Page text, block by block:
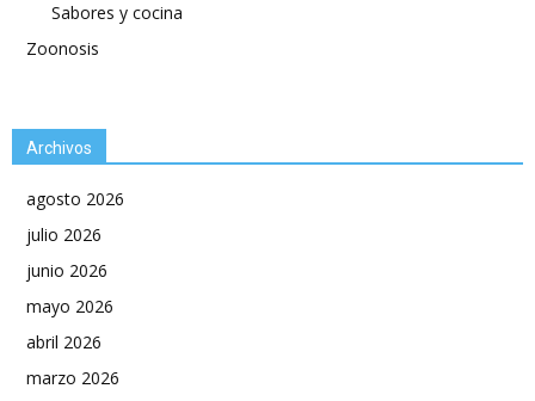
Sabores y cocina
Zoonosis
Archivos
agosto 2026
julio 2026
junio 2026
mayo 2026
abril 2026
marzo 2026